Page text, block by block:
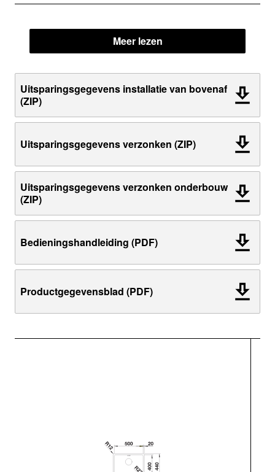
Meer lezen
Uitsparingsgegevens installatie van bovenaf
(ZIP)
Uitsparingsgegevens verzonken (ZIP)
Uitsparingsgegevens verzonken onderbouw
(ZIP)
Bedieningshandleiding (PDF)
Productgegevensblad (PDF)